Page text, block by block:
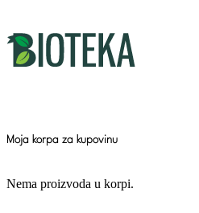
Moja korpa za kupovinu
Nema proizvoda u korpi.